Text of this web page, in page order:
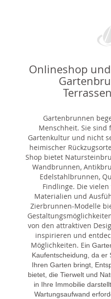
Onlineshop
Gartenbrunnen
Menschheit. Sie sind
Gartenkultur und nicht
heimischer
Shop bietet
Wandbrunnen,
Edelstahlbrunnen,
Findlinge. Die
Materialien und
Zierbrunnen-Modelle
von den attraktiven
inspirieren und
Möglichkeiten. Ein
Kaufentscheidung, da er
Ihren Garten bringt,
bietet, die Tierwelt und
in Ihre Immobilie
Wartungsaufwand